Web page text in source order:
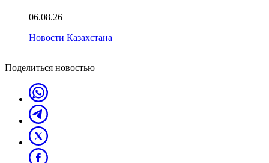
06.08.26
Новости Казахстана
Поделиться новостью